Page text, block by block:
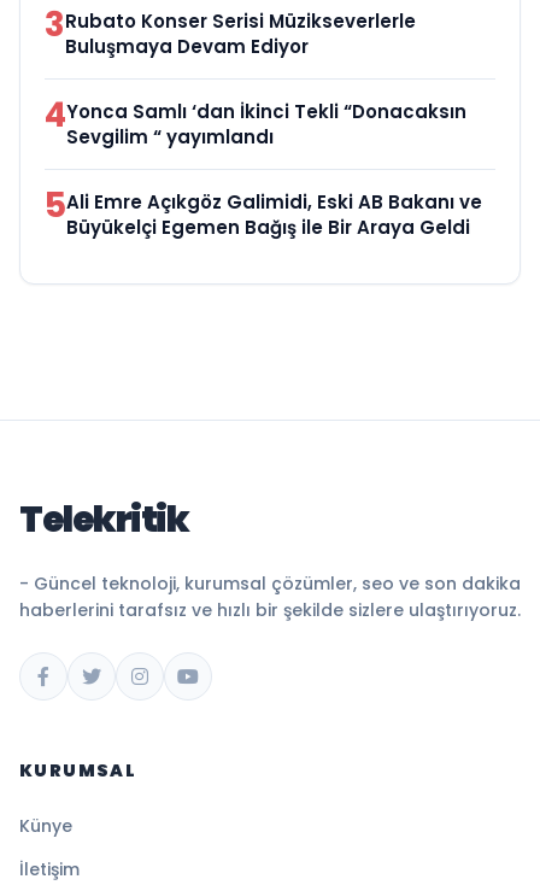
3Rubato Konser Serisi Müzikseverlerle
Buluşmaya Devam Ediyor
4Yonca Samlı ‘dan İkinci Tekli “Donacaksın
Sevgilim “ yayımlandı
5Ali Emre Açıkgöz Galimidi, Eski AB Bakanı ve
Büyükelçi Egemen Bağış ile Bir Araya Geldi
Telekritik
- Güncel teknoloji, kurumsal çözümler, seo ve son dakika
haberlerini tarafsız ve hızlı bir şekilde sizlere ulaştırıyoruz.
KURUMSAL
Künye
İletişim